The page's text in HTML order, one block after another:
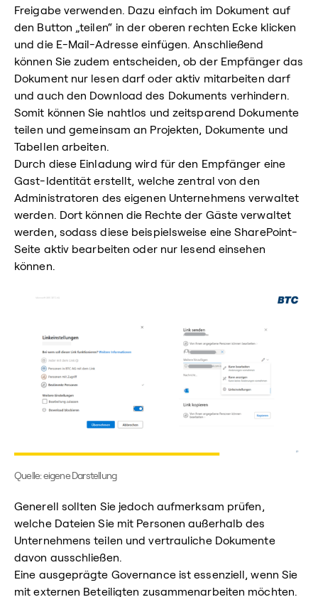
Freigabe verwenden. Dazu einfach im Dokument auf
den Button „teilen“ in der oberen rechten Ecke klicken
und die E-Mail-Adresse einfügen. Anschließend
können Sie zudem entscheiden, ob der Empfänger das
Dokument nur lesen darf oder aktiv mitarbeiten darf
und auch den Download des Dokuments verhindern.
Somit können Sie nahtlos und zeitsparend Dokumente
teilen und gemeinsam an Projekten, Dokumente und
Tabellen arbeiten.
Durch diese Einladung wird für den Empfänger eine
Gast-Identität erstellt, welche zentral von den
Administratoren des eigenen Unternehmens verwaltet
werden. Dort können die Rechte der Gäste verwaltet
werden, sodass diese beispielsweise eine SharePoint-
Seite aktiv bearbeiten oder nur lesend einsehen
können.
Quelle: eigene Darstellung
Generell sollten Sie jedoch aufmerksam prüfen,
welche Dateien Sie mit Personen außerhalb des
Unternehmens teilen und vertrauliche Dokumente
davon ausschließen.
Eine ausgeprägte Governance ist essenziell, wenn Sie
mit externen Beteiligten zusammenarbeiten möchten.